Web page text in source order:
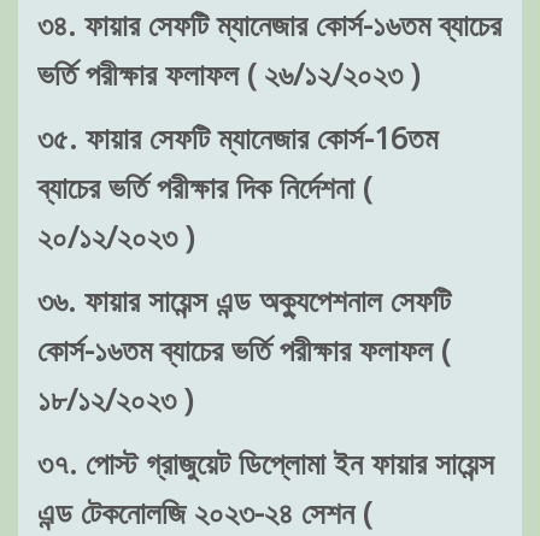
৩৪. ফায়ার সেফটি ম্যানেজার কোর্স-১৬তম ব্যাচের
ভর্তি পরীক্ষার ফলাফল ( ২৬/১২/২০২৩ )
৩৫. ফায়ার সেফটি ম্যানেজার কোর্স-16তম
ব্যাচের ভর্তি পরীক্ষার দিক নির্দেশনা (
২০/১২/২০২৩ )
৩৬. ফায়ার সায়েন্স এন্ড অক্যুপেশনাল সেফটি
কোর্স-১৬তম ব্যাচের ভর্তি পরীক্ষার ফলাফল (
১৮/১২/২০২৩ )
৩৭. পোস্ট গ্রাজুয়েট ডিপ্লোমা ইন ফায়ার সায়েন্স
এন্ড টেকনোলজি ২০২৩-২৪ সেশন (